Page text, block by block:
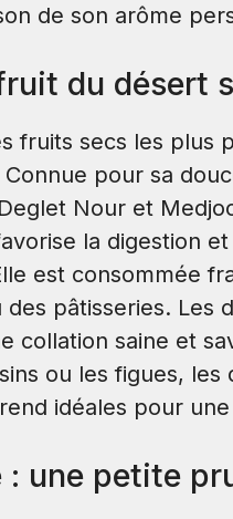
de son arôme
du désert
fruits secs les plus
Connue pour sa
Nour et
la digestion
est consommée
des pâtisseries.
collation saine et
ou les figues,
idéales pour
: une petite